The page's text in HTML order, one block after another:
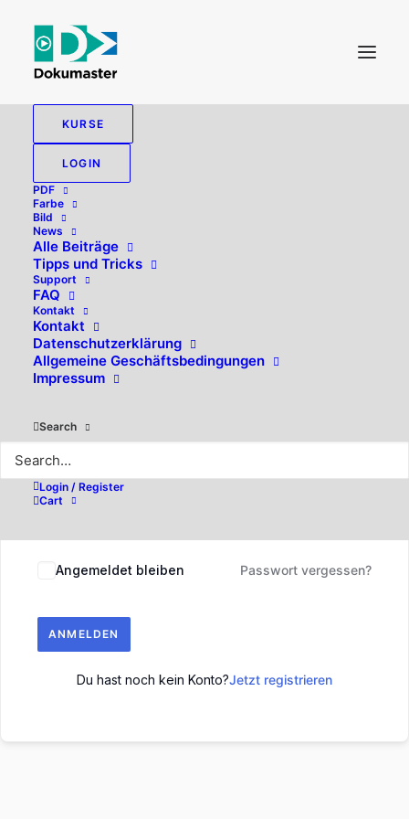
KURSE
LOGIN
PDF
Farbe
Bild
News
Alle Beiträge
Tipps und Tricks
Support
FAQ
Kontakt
Kontakt
Datenschutzerklärung
Allgemeine Geschäftsbedingungen
Impressum
Search
Login / Register
Cart
Hallo, willkommen zurück!
Angemeldet bleiben Passwort vergessen?
ANMELDEN
Du hast noch kein Konto?Jetzt registrieren